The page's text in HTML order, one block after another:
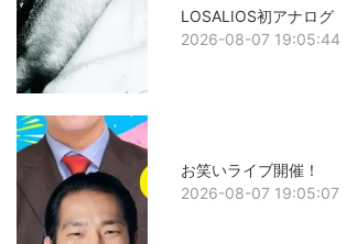
LOSALIOS初アナログ
2026-08-07 19:05:44
お笑いライブ開催！
2026-08-07 19:05:07